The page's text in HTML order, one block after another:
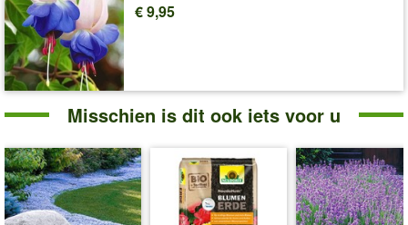
€ 9,95
Misschien is dit ook iets voor u